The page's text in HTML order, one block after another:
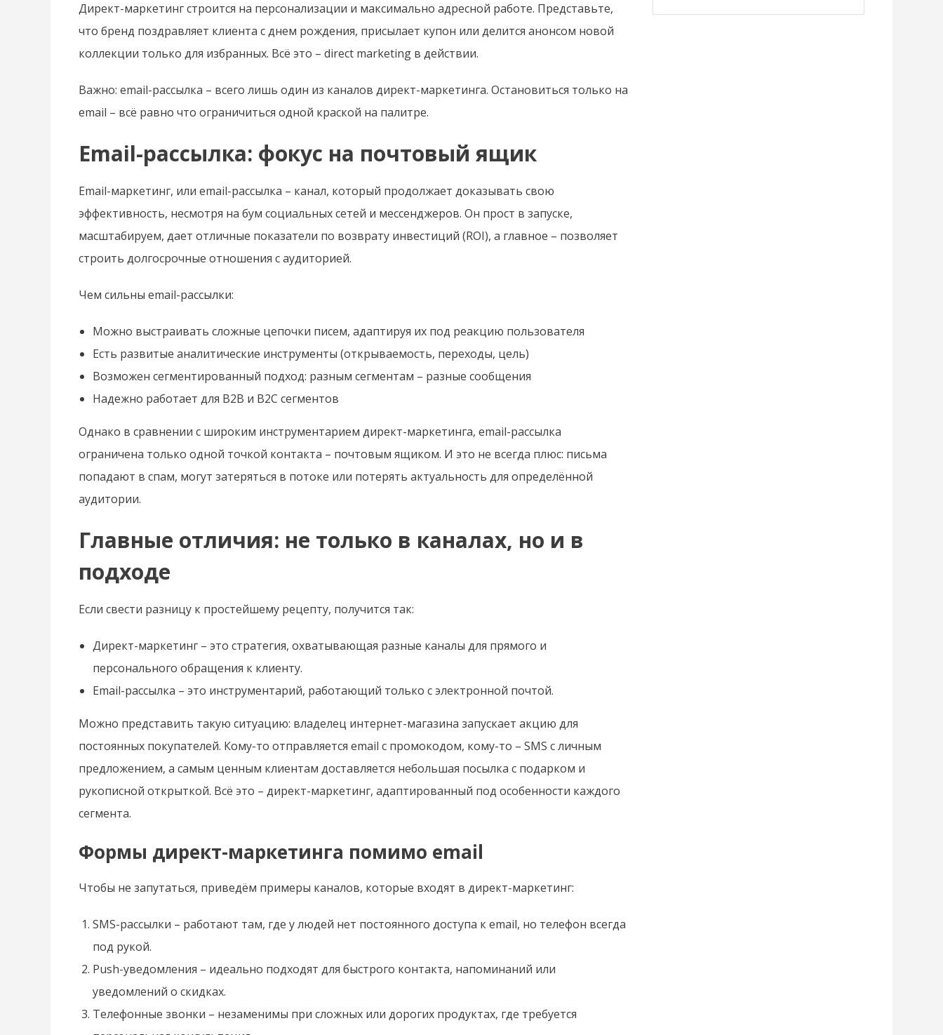
Директ-маркетинг строится на персонализации и максимально адресной работе. Представьте,
что бренд поздравляет клиента с днем рождения, присылает купон или делится анонсом новой
коллекции только для избранных. Всё это – direct marketing в действии.
Важно: email-рассылка – всего лишь один из каналов директ-маркетинга. Остановиться только на
email – всё равно что ограничиться одной краской на палитре.
Email-рассылка: фокус на почтовый ящик
Email-маркетинг, или email-рассылка – канал, который продолжает доказывать свою
эффективность, несмотря на бум социальных сетей и мессенджеров. Он прост в запуске,
масштабируем, дает отличные показатели по возврату инвестиций (ROI), а главное – позволяет
строить долгосрочные отношения с аудиторией.
Чем сильны email-рассылки:
Можно выстраивать сложные цепочки писем, адаптируя их под реакцию пользователя
Есть развитые аналитические инструменты (открываемость, переходы, цель)
Возможен сегментированный подход: разным сегментам – разные сообщения
Надежно работает для B2B и B2C сегментов
Однако в сравнении с широким инструментарием директ-маркетинга, email-рассылка
ограничена только одной точкой контакта – почтовым ящиком. И это не всегда плюс: письма
попадают в спам, могут затеряться в потоке или потерять актуальность для определённой
аудитории.
Главные отличия: не только в каналах, но и в
подходе
Если свести разницу к простейшему рецепту, получится так:
Директ-маркетинг – это стратегия, охватывающая разные каналы для прямого и
персонального обращения к клиенту.
Email-рассылка – это инструментарий, работающий только с электронной почтой.
Можно представить такую ситуацию: владелец интернет-магазина запускает акцию для
постоянных покупателей. Кому-то отправляется email с промокодом, кому-то – SMS с личным
предложением, а самым ценным клиентам доставляется небольшая посылка с подарком и
рукописной открыткой. Всё это – директ-маркетинг, адаптированный под особенности каждого
сегмента.
Формы директ-маркетинга помимо email
Чтобы не запутаться, приведём примеры каналов, которые входят в директ-маркетинг:
SMS-рассылки – работают там, где у людей нет постоянного доступа к email, но телефон всегда
под рукой.
Push-уведомления – идеально подходят для быстрого контакта, напоминаний или
уведомлений о скидках.
Телефонные звонки – незаменимы при сложных или дорогих продуктах, где требуется